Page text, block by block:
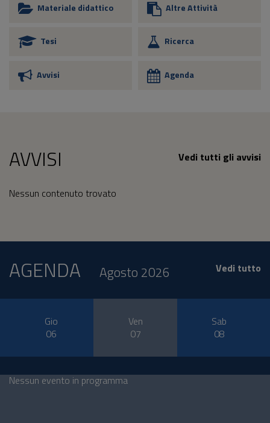
Materiale didattico Altre Attività
Tesi Ricerca
Avvisi Agenda
AVVISI Vedi tutti gli avvisi
Nessun contenuto trovato
AGENDA Agosto 2026 Vedi tutto
Gio
06
Ven
07
Sab
08
Nessun evento in programma